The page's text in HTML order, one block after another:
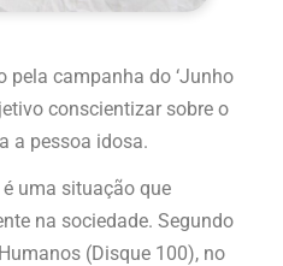
pela campanha do ‘Junho
conscientizar sobre o
a pessoa idosa.
uma situação que
na sociedade. Segundo
(Disque 100), no